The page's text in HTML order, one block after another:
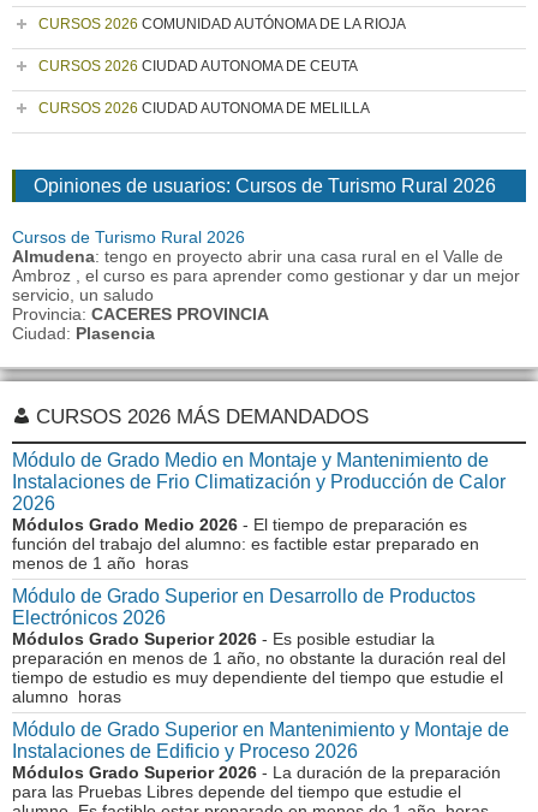
CURSOS 2026 COMUNIDAD AUTÓNOMA DE LA RIOJA
CURSOS 2026 CIUDAD AUTONOMA DE CEUTA
CURSOS 2026 CIUDAD AUTONOMA DE MELILLA
Opiniones de usuarios: Cursos de Turismo Rural 2026
Cursos de Turismo Rural 2026
Almudena: tengo en proyecto abrir una casa rural en el Valle de
Ambroz , el curso es para aprender como gestionar y dar un mejor
servicio, un saludo
Provincia: CACERES PROVINCIA
Ciudad: Plasencia
CURSOS 2026 MÁS DEMANDADOS
Módulo de Grado Medio en Montaje y Mantenimiento de
Instalaciones de Frio Climatización y Producción de Calor
2026
Módulos Grado Medio 2026 - El tiempo de preparación es
función del trabajo del alumno: es factible estar preparado en
menos de 1 año horas
Módulo de Grado Superior en Desarrollo de Productos
Electrónicos 2026
Módulos Grado Superior 2026 - Es posible estudiar la
preparación en menos de 1 año, no obstante la duración real del
tiempo de estudio es muy dependiente del tiempo que estudie el
alumno horas
Módulo de Grado Superior en Mantenimiento y Montaje de
Instalaciones de Edificio y Proceso 2026
Módulos Grado Superior 2026 - La duración de la preparación
para las Pruebas Libres depende del tiempo que estudie el